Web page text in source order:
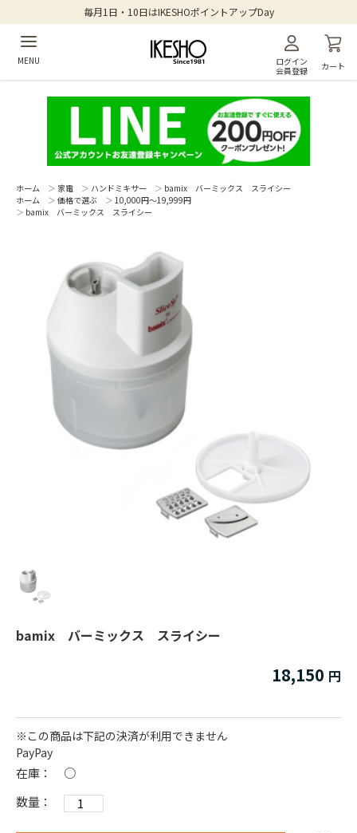
毎月1日・10日はIKESHOポイントアップDay
MENU
ログイン
会員登録
カート
ホーム ＞ 家電 ＞ ハンドミキサー ＞ bamix バーミックス スライシー
ホーム
＞ 価格で選ぶ ＞ 10,000円～19,999円
＞ bamix バーミックス スライシー
bamix バーミックス スライシー
18,150
※この商品は下記の決済が利用できません
PayPay
在庫：
○
数量：